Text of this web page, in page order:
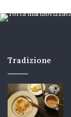
Tradizione